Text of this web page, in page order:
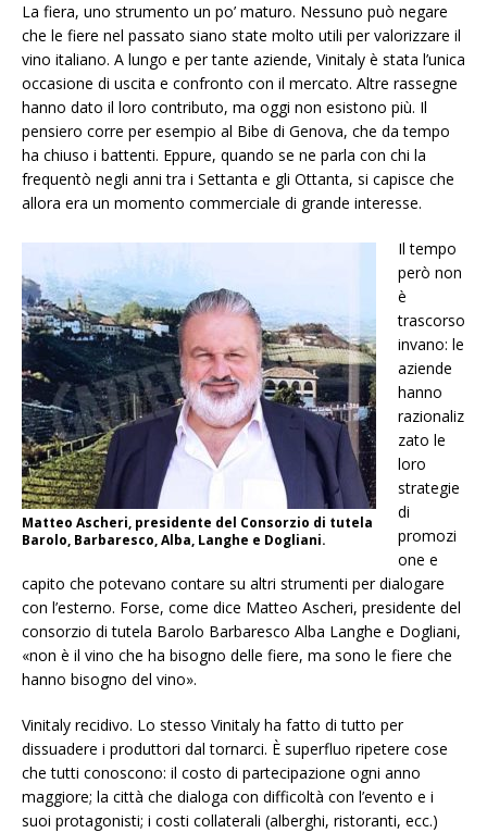
La fiera, uno strumento un po’ maturo. Nessuno può negare
che le fiere nel passato siano state molto utili per valorizzare il
vino italiano. A lungo e per tante aziende, Vinitaly è stata l’unica
occasione di uscita e confronto con il mercato. Altre rassegne
hanno dato il loro contributo, ma oggi non esistono più. Il
pensiero corre per esempio al Bibe di Genova, che da tempo
ha chiuso i battenti. Eppure, quando se ne parla con chi la
frequentò negli anni tra i Settanta e gli Ottanta, si capisce che
allora era un momento commerciale di grande interesse.
Matteo Ascheri, presidente del Consorzio di tutela
Barolo, Barbaresco, Alba, Langhe e Dogliani.
Il tempo
però non
è
trascorso
invano: le
aziende
hanno
razionaliz
zato le
loro
strategie
di
promozi
one e
capito che potevano contare su altri strumenti per dialogare
con l’esterno. Forse, come dice Matteo Ascheri, presidente del
consorzio di tutela Barolo Barbaresco Alba Langhe e Dogliani,
«non è il vino che ha bisogno delle fiere, ma sono le fiere che
hanno bisogno del vino».
Vinitaly recidivo. Lo stesso Vinitaly ha fatto di tutto per
dissuadere i produttori dal tornarci. È superfluo ripetere cose
che tutti conoscono: il costo di partecipazione ogni anno
maggiore; la città che dialoga con difficoltà con l’evento e i
suoi protagonisti; i costi collaterali (alberghi, ristoranti, ecc.)